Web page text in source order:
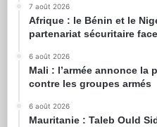
7 août 2026
Afrique : le Bénin et le
partenariat sécuritaire
6 août 2026
Mali : l’armée annonce
contre les groupes armés
6 août 2026
Mauritanie : Taleb Ould